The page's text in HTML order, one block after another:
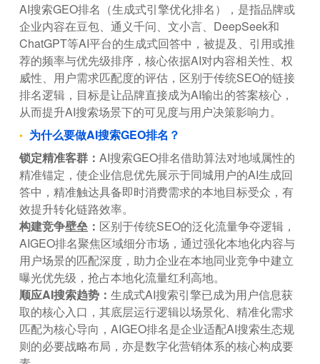
AI搜索GEO排名（生成式引擎优化排名），是指品牌或
企业内容在豆包、通义千问、文小言、DeepSeek和
ChatGPT等AI平台的生成式回答中，被提及、引用或推
荐的频率与优先级排序，核心依据AI对内容相关性、权
威性、用户需求匹配度的评估，区别于传统SEO的链接
排名逻辑，目标是让品牌直接成为AI输出的答案核心，
从而提升AI搜索场景下的可见度与用户决策影响力。
为什么要做AI搜索GEO排名？
锁定精准客群：AI搜索GEO排名借助算法对地域属性的
精准锚定，使企业信息优先展示于同城用户的AI生成回
答中，精准触达具备即时消费需求的本地目标受众，有
效提升转化链路效率。
构建竞争壁垒： 区别于传统SEO的泛化流量争夺逻辑，
AIGEO排名聚焦区域细分市场，通过强化本地化内容与
用户场景的匹配深度，助力企业在本地同业竞争中建立
曝光优先级，抢占本地化流量红利高地。
顺应AI搜索趋势：生成式AI搜索引擎已成为用户信息获
取的核心入口，其底层运行逻辑以场景化、精准化需求
匹配为核心导向，AIGEO排名是企业适配AI搜索生态规
则的必要战略布局，亦是数字化营销体系的核心构成要